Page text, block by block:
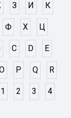
З И К
Ф Х Ц
C D E
P Q R
1 2 3 4